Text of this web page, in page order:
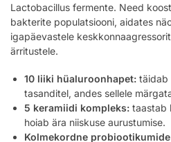
Lactobacillus fermente. Need
bakterite populatsiooni, aidates
igapäevastele
ärritustele.
10 liiki hüaluroonhapet: täidab
tasanditel, andes sellele
5 keramiidi kompleks: taastab
hoiab ära niiskuse aurustumise.
Kolmekordne